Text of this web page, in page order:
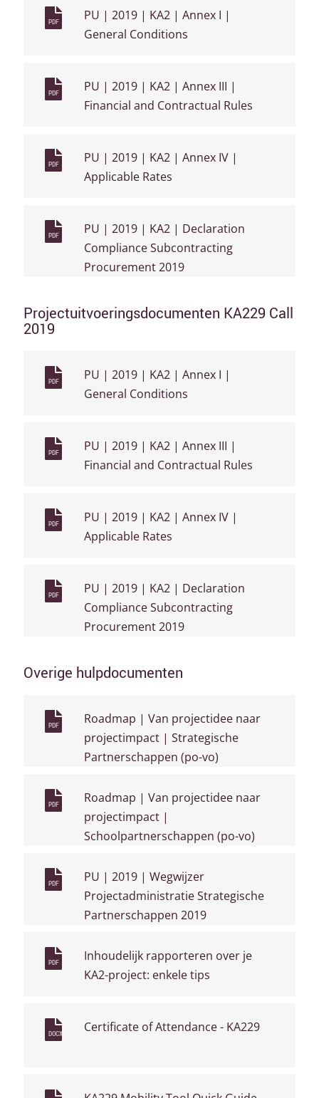
PDF
PU | 2019 | KA2 | Annex I |
General Conditions
PDF
PU | 2019 | KA2 | Annex III |
Financial and Contractual Rules
PDF
PU | 2019 | KA2 | Annex IV |
Applicable Rates
PDF
PU | 2019 | KA2 | Declaration
Compliance Subcontracting
Procurement 2019
Projectuitvoeringsdocumenten KA229 Call
2019
PDF
PU | 2019 | KA2 | Annex I |
General Conditions
PDF
PU | 2019 | KA2 | Annex III |
Financial and Contractual Rules
PDF
PU | 2019 | KA2 | Annex IV |
Applicable Rates
PDF
PU | 2019 | KA2 | Declaration
Compliance Subcontracting
Procurement 2019
Overige hulpdocumenten
PDF
Roadmap | Van projectidee naar
projectimpact | Strategische
Partnerschappen (po-vo)
PDF
Roadmap | Van projectidee naar
projectimpact |
Schoolpartnerschappen (po-vo)
PDF
PU | 2019 | Wegwijzer
Projectadministratie Strategische
Partnerschappen 2019
PDF
Inhoudelijk rapporteren over je
KA2-project: enkele tips
DOCX Certificate of Attendance - KA229